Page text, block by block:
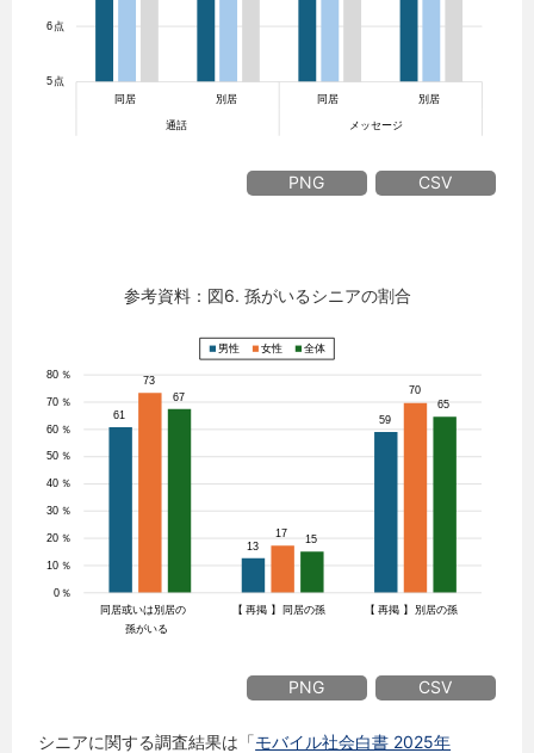
PNG CSV
参考資料：図6. 孫がいるシニアの割合
PNG CSV
シニアに関する調査結果は「モバイル社会白書 2025年